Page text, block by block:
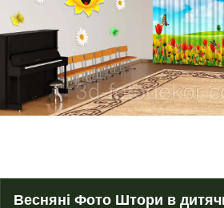
Весняні Фото Штори в